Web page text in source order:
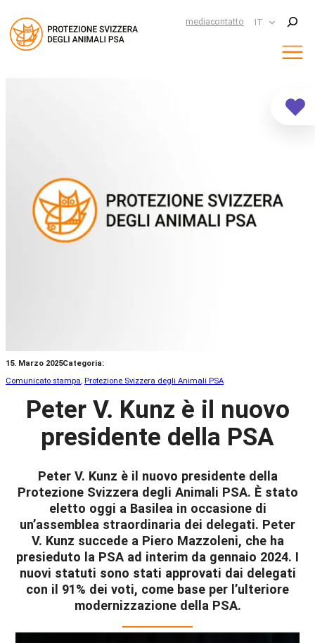
mediacontatto IT
Suchen
15. Marzo 2025Categoria:
Comunicato stampa, Protezione Svizzera degli Animali PSA
Peter V. Kunz è il nuovo
presidente della PSA
Peter V. Kunz è il nuovo presidente della
Protezione Svizzera degli Animali PSA. È stato
eletto oggi a Basilea in occasione di
un’assemblea straordinaria dei delegati. Peter
V. Kunz succede a Piero Mazzoleni, che ha
presieduto la PSA ad interim da gennaio 2024. I
nuovi statuti sono stati approvati dai delegati
con il 91% dei voti, come base per l’ulteriore
modernizzazione della PSA.